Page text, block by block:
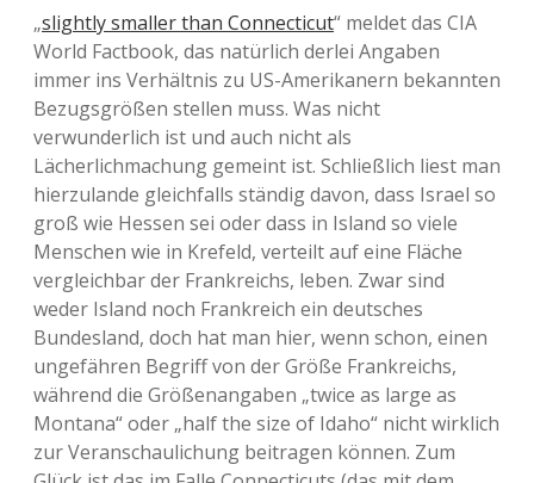
„slightly smaller than Connecticut“ meldet das CIA
World Factbook, das natürlich derlei Angaben
immer ins Verhältnis zu US-Amerikanern bekannten
Bezugsgrößen stellen muss. Was nicht
verwunderlich ist und auch nicht als
Lächerlichmachung gemeint ist. Schließlich liest man
hierzulande gleichfalls ständig davon, dass Israel so
groß wie Hessen sei oder dass in Island so viele
Menschen wie in Krefeld, verteilt auf eine Fläche
vergleichbar der Frankreichs, leben. Zwar sind
weder Island noch Frankreich ein deutsches
Bundesland, doch hat man hier, wenn schon, einen
ungefähren Begriff von der Größe Frankreichs,
während die Größenangaben „twice as large as
Montana“ oder „half the size of Idaho“ nicht wirklich
zur Veranschaulichung beitragen können. Zum